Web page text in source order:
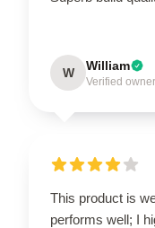
W William
Verified owner
This product is
performs well; I